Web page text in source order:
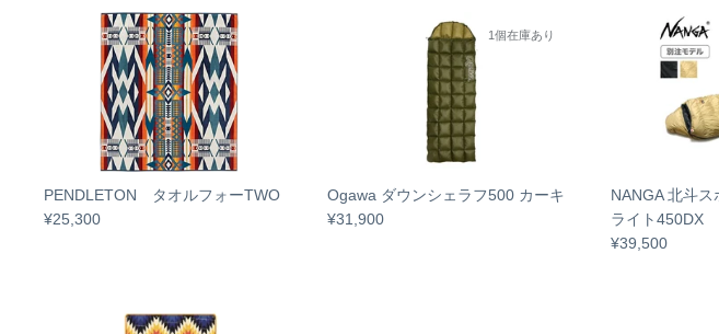
PENDLETON タオルフォーTWO
¥25,300
1個在庫あり
Ogawa ダウンシェラフ500 カーキ
¥31,900
NANGA 北斗
ライト450DX
¥39,500